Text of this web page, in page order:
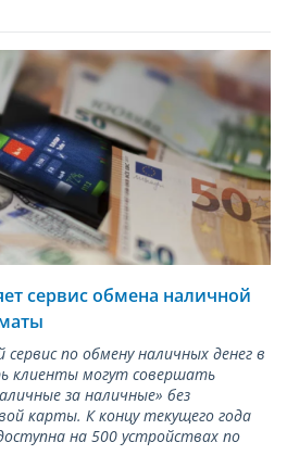
сервис обмена наличной
по обмену наличных денег в
клиенты могут совершать
за наличные» без
карты. К концу текущего года
на 500 устройствах по